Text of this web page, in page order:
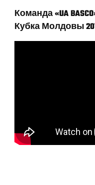
Команда «UA
Кубка Молдовы